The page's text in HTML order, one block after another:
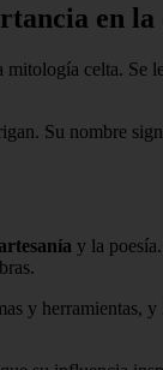
en
celta.
Su nombre
artesanía y la
y